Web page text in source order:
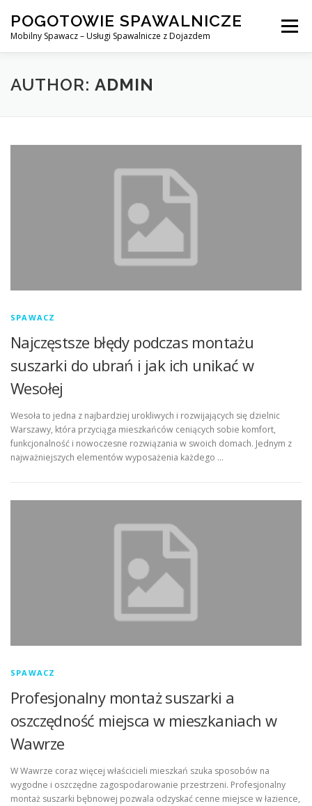
content
POGOTOWIE SPAWALNICZE
Mobilny Spawacz – Usługi Spawalnicze z Dojazdem
Menu
MOBILNY SPAWACZ WARSZAWA
AUTHOR: ADMIN
SPAWACZ
Najczęstsze błędy podczas montażu
suszarki do ubrań i jak ich unikać w
Wesołej
Wesoła to jedna z najbardziej urokliwych i rozwijających się dzielnic
Warszawy, która przyciąga mieszkańców ceniących sobie komfort,
funkcjonalność i nowoczesne rozwiązania w swoich domach. Jednym z
najważniejszych elementów wyposażenia każdego …
SPAWACZ
Profesjonalny montaż suszarki a
oszczędność miejsca w mieszkaniach w
Wawrze
W Wawrze coraz więcej właścicieli mieszkań szuka sposobów na
wygodne i oszczędne zagospodarowanie przestrzeni. Profesjonalny
montaż suszarki bębnowej pozwala odzyskać cenne miejsce w łazience,